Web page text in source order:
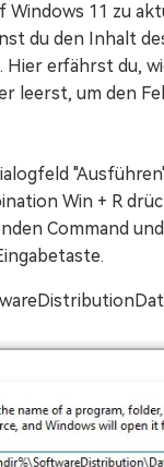
Windows 11 zu
du den Inhalt
Hier erfährst du,
leerst, um den
Win + R
Command